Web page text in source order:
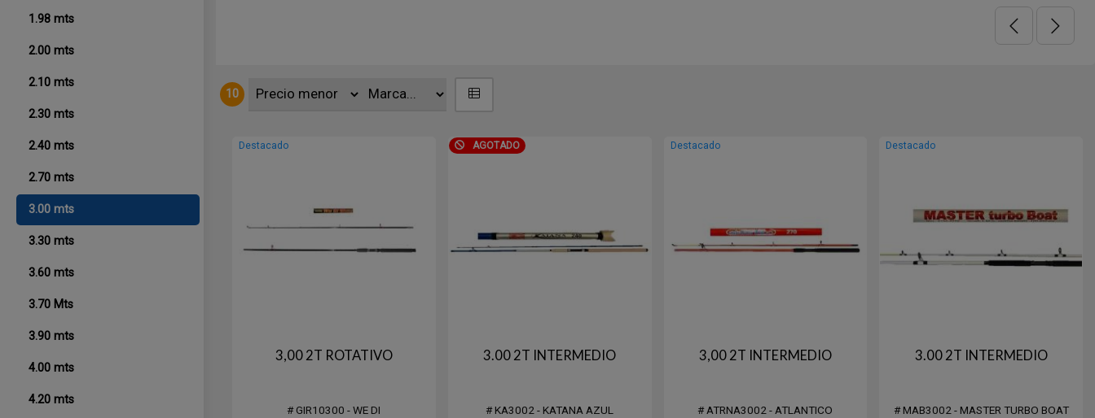
1.98 mts
2.00 mts
2.10 mts
2.30 mts
2.40 mts
2.70 mts
3.00 mts
3.30 mts
3.60 mts
3.70 Mts
3.90 mts
4.00 mts
4.20 mts
10
Destacado
3,00 2T ROTATIVO
# GIR10300 - WE DI
AGOTADO
3.00 2T INTERMEDIO
# KA3002 - KATANA AZUL
Destacado
3,00 2T INTERMEDIO
# ATRNA3002 - ATLANTICO
Destacado
3.00 2T INTERMEDIO
# MAB3002 - MASTER TURBO BOAT